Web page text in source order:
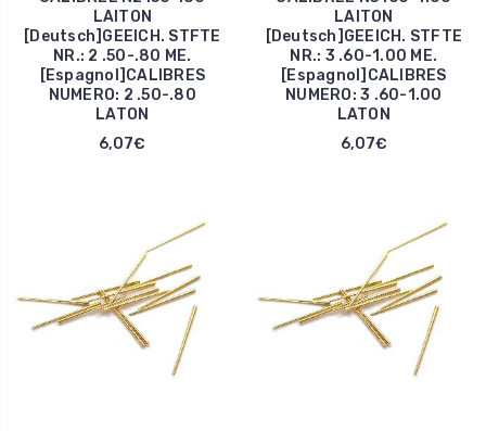
LAITON
[Deutsch]GEEICH. STFTE
NR.: 2 .50-.80 ME.
[Espagnol]CALIBRES
NUMERO: 2 .50-.80
LATON
6,07€
LAITON
[Deutsch]GEEICH. STFTE
NR.: 3 .60-1.00 ME.
[Espagnol]CALIBRES
NUMERO: 3 .60-1.00
LATON
6,07€